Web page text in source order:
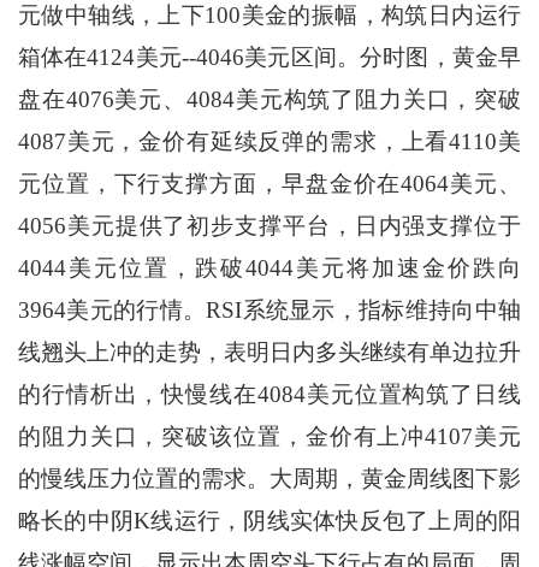
元做中轴线，上下100美金的振幅，构筑日内运行
箱体在4124美元--4046美元区间。分时图，黄金早
盘在4076美元、4084美元构筑了阻力关口，突破
4087美元，金价有延续反弹的需求，上看4110美
元位置，下行支撑方面，早盘金价在4064美元、
4056美元提供了初步支撑平台，日内强支撑位于
4044美元位置，跌破4044美元将加速金价跌向
3964美元的行情。RSI系统显示，指标维持向中轴
线翘头上冲的走势，表明日内多头继续有单边拉升
的行情析出，快慢线在4084美元位置构筑了日线
的阻力关口，突破该位置，金价有上冲4107美元
的慢线压力位置的需求。大周期，黄金周线图下影
略长的中阴K线运行，阴线实体快反包了上周的阳